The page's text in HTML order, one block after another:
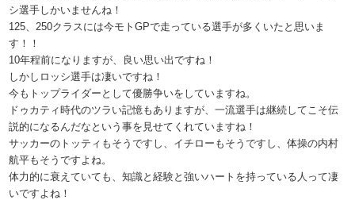
シ選手しかいませんね！
125、250クラスには今モトGPで走っている選手が多くいたと思いま
す！！
10年程前になりますが、良い思い出ですね！
しかしロッシ選手は凄いですね！
今もトップライダーとして優勝争いをしていますね。
ドゥカティ時代のツラい記憶もありますが、一流選手は継続してこそ伝
説的になるんだなという事を見せてくれていますね！
サッカーのトッティもそうですし、イチローもそうですし、体操の内村
航平もそうですよね。
体力的に衰えていても、知識と経験と強いハートを持っている人って凄
いですよね！